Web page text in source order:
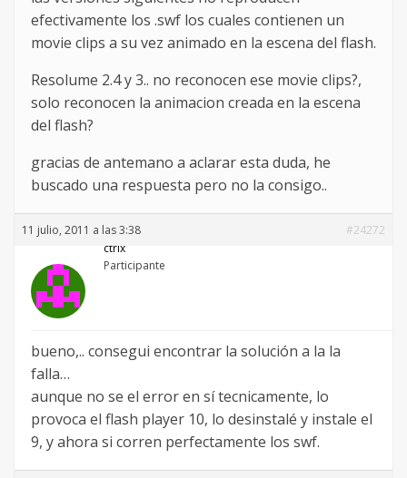
efectivamente los .swf los cuales contienen un
movie clips a su vez animado en la escena del flash.
Resolume 2.4 y 3.. no reconocen ese movie clips?,
solo reconocen la animacion creada en la escena
del flash?
gracias de antemano a aclarar esta duda, he
buscado una respuesta pero no la consigo..
11 julio, 2011 a las 3:38
#24272
ctrlx
Participante
bueno,.. consegui encontrar la solución a la la
falla…
aunque no se el error en sí tecnicamente, lo
provoca el flash player 10, lo desinstalé y instale el
9, y ahora si corren perfectamente los swf.